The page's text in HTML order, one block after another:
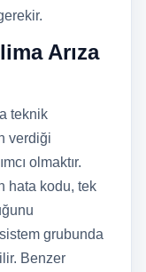
Arıza
teknik
verdiği
olmaktır.
hata kodu, tek
grubunda
Benzer